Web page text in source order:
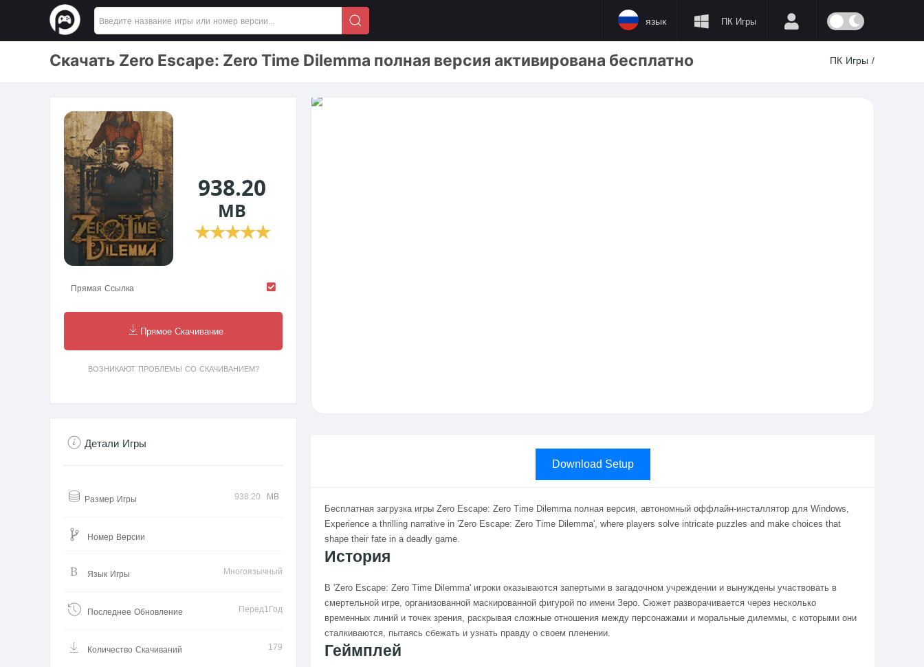
ПК Игры
язык
Скачать Zero Escape: Zero Time Dilemma полная версия активирована бесплатно ПК Игры /
Download Setup
Бесплатная загрузка игры Zero Escape: Zero Time Dilemma полная версия, автономный оффлайн-инсталлятор для Windows,
Experience a thrilling narrative in 'Zero Escape: Zero Time Dilemma', where players solve intricate puzzles and make choices that
shape their fate in a deadly game.
История
В 'Zero Escape: Zero Time Dilemma' игроки оказываются запертыми в загадочном учреждении и вынуждены участвовать в
смертельной игре, организованной маскированной фигурой по имени Зеро. Сюжет разворачивается через несколько
временных линий и точек зрения, раскрывая сложные отношения между персонажами и моральные дилеммы, с которыми они
сталкиваются, пытаясь сбежать и узнать правду о своем пленении.
Геймплей
938.20
MB
★★★★★
Прямая Ссылка
Прямое Скачивание
ВОЗНИКАЮТ ПРОБЛЕМЫ СО СКАЧИВАНИЕМ?
Детали Игры
Размер Игры 938.20 MB
Номер Версии
Язык Игры Многоязычный
Последнее Обновление Перед1Год
Количество Скачиваний 179